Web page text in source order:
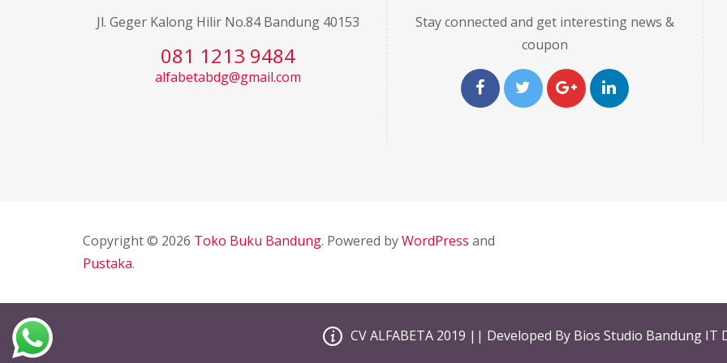
Jl. Geger Kalong Hilir No.84 Bandung 40153
081 1213 9484
alfabetabdg@gmail.com
Stay connected and get interesting news &
coupon
Copyright © 2026 Toko Buku Bandung. Powered byWordPress and
Pustaka.
CV ALFABETA 2019 || Developed By Bios Studio Bandung IT